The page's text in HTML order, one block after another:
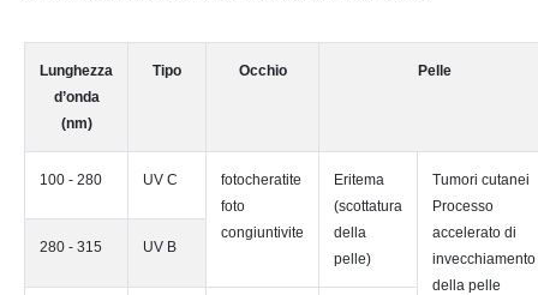
Lunghezza
d’onda
(nm)
Tipo Occhio Pelle
100 - 280 UV C
fotocheratite
foto
congiuntivite
Eritema
(scottatura
della
pelle)
Tumori cutanei
Processo
accelerato di
invecchiamento
della pelle
280 - 315 UV B